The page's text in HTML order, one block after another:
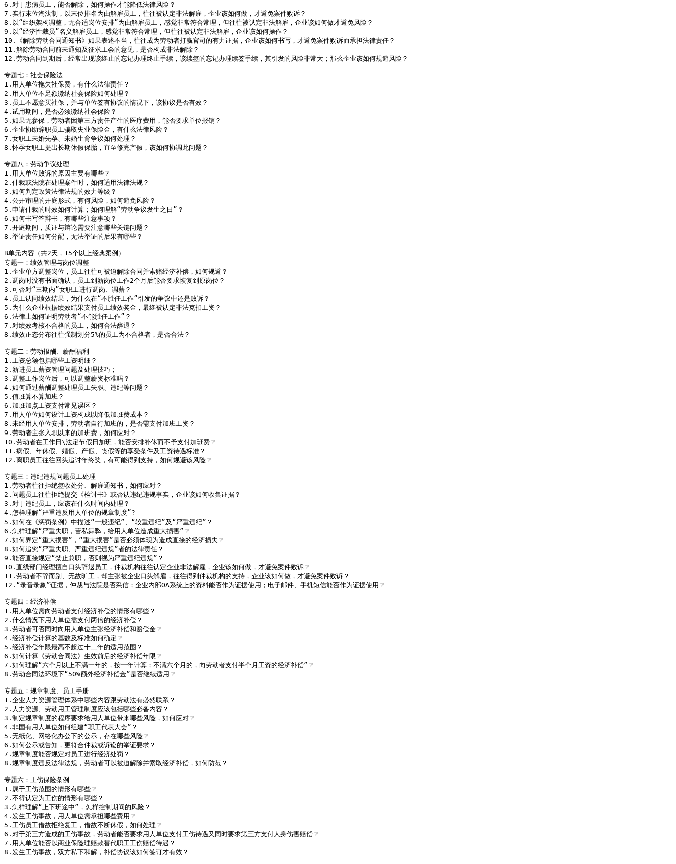
6.对于患病员工，能否解除，如何操作才能降低法律风险？
7.实行末位淘汰制，以末位排名为由解雇员工，往往被认定非法解雇，企业该如何做，才避免案件败诉？
8.以“组织架构调整，无合适岗位安排”为由解雇员工，感觉非常符合常理，但往往被认定非法解雇，企业该如何做才避免风险？
9.以“经济性裁员”名义解雇员工，感觉非常符合常理，但往往被认定非法解雇，企业该如何操作？
10.《解除劳动合同通知书》如果表述不当，往往成为劳动者打赢官司的有力证据，企业该如何书写，才避免案件败诉而承担法律责任？
11.解除劳动合同前未通知及征求工会的意见，是否构成非法解除？
12.劳动合同到期后，经常出现该终止的忘记办理终止手续，该续签的忘记办理续签手续，其引发的风险非常大；那么企业该如何规避风险？
专题七：社会保险法
1.用人单位拖欠社保费，有什么法律责任？
2.用人单位不足额缴纳社会保险如何处理？
3.员工不愿意买社保，并与单位签有协议的情况下，该协议是否有效？
4.试用期间，是否必须缴纳社会保险？
5.如果无参保，劳动者因第三方责任产生的医疗费用，能否要求单位报销？
6.企业协助辞职员工骗取失业保险金，有什么法律风险？
7.女职工未婚先孕、未婚生育争议如何处理？
8.怀孕女职工提出长期休假保胎，直至修完产假，该如何协调此问题？
专题八：劳动争议处理
1.用人单位败诉的原因主要有哪些？
2.仲裁或法院在处理案件时，如何适用法律法规？
3.如何判定政策法律法规的效力等级？
4.公开审理的开庭形式，有何风险，如何避免风险？
5.申请仲裁的时效如何计算；如何理解“劳动争议发生之日”？
6.如何书写答辩书，有哪些注意事项？
7.开庭期间，质证与辩论需要注意哪些关键问题？
8.举证责任如何分配，无法举证的后果有哪些？
B单元内容（共2天，15个以上经典案例）
专题一：绩效管理与岗位调整
1.企业单方调整岗位，员工往往可被迫解除合同并索赔经济补偿，如何规避？
2.调岗时没有书面确认，员工到新岗位工作2个月后能否要求恢复到原岗位？
3.可否对“三期内”女职工进行调岗、调薪？
4.员工认同绩效结果，为什么在“不胜任工作”引发的争议中还是败诉？
5.为什么企业根据绩效结果支付员工绩效奖金，最终被认定非法克扣工资？
6.法律上如何证明劳动者“不能胜任工作”？
7.对绩效考核不合格的员工，如何合法辞退？
8.绩效正态分布往往强制划分5%的员工为不合格者，是否合法？
专题二：劳动报酬、薪酬福利
1.工资总额包括哪些工资明细？
2.新进员工薪资管理问题及处理技巧；
3.调整工作岗位后，可以调整薪资标准吗？
4.如何通过薪酬调整处理员工失职、违纪等问题？
5.值班算不算加班？
6.加班加点工资支付常见误区？
7.用人单位如何设计工资构成以降低加班费成本？
8.未经用人单位安排，劳动者自行加班的，是否需支付加班工资？
9.劳动者主张入职以来的加班费，如何应对？
10.劳动者在工作日\法定节假日加班，能否安排补休而不予支付加班费？
11.病假、年休假、婚假、产假、丧假等的享受条件及工资待遇标准？
12.离职员工往往回头追讨年终奖，有可能得到支持，如何规避该风险？
专题三：违纪违规问题员工处理
1.劳动者往往拒绝签收处分、解雇通知书，如何应对？
2.问题员工往往拒绝提交《检讨书》或否认违纪违规事实，企业该如何收集证据？
3.对于违纪员工，应该在什么时间内处理？
4.怎样理解“严重违反用人单位的规章制度”?
5.如何在《惩罚条例》中描述“一般违纪”、“较重违纪”及“严重违纪”？
6.怎样理解“严重失职，营私舞弊，给用人单位造成重大损害”？
7.如何界定“重大损害”，“重大损害”是否必须体现为造成直接的经济损失？
8.如何追究“严重失职、严重违纪违规”者的法律责任？
9.能否直接规定“禁止兼职，否则视为严重违纪违规”？
10.直线部门经理擅自口头辞退员工，仲裁机构往往认定企业非法解雇，企业该如何做，才避免案件败诉？
11.劳动者不辞而别、无故旷工，却主张被企业口头解雇，往往得到仲裁机构的支持，企业该如何做，才避免案件败诉？
12.“录音录象”证据，仲裁与法院是否采信；企业内部OA系统上的资料能否作为证据使用；电子邮件、手机短信能否作为证据使用？
专题四：经济补偿
1.用人单位需向劳动者支付经济补偿的情形有哪些？
2.什么情况下用人单位需支付两倍的经济补偿？
3.劳动者可否同时向用人单位主张经济补偿和赔偿金？
4.经济补偿计算的基数及标准如何确定？
5.经济补偿年限最高不超过十二年的适用范围？
6.如何计算《劳动合同法》生效前后的经济补偿年限？
7.如何理解“六个月以上不满一年的，按一年计算；不满六个月的，向劳动者支付半个月工资的经济补偿”？
8.劳动合同法环境下“50%额外经济补偿金”是否继续适用？
专题五：规章制度、员工手册
1.企业人力资源管理体系中哪些内容跟劳动法有必然联系？
2.人力资源、劳动用工管理制度应该包括哪些必备内容？
3.制定规章制度的程序要求给用人单位带来哪些风险，如何应对？
4.非国有用人单位如何组建“职工代表大会”？
5.无纸化、网络化办公下的公示，存在哪些风险？
6.如何公示或告知，更符合仲裁或诉讼的举证要求？
7.规章制度能否规定对员工进行经济处罚？
8.规章制度违反法律法规，劳动者可以被迫解除并索取经济补偿，如何防范？
专题六：工伤保险条例
1.属于工伤范围的情形有哪些？
2.不得认定为工伤的情形有哪些？
3.怎样理解“上下班途中”，怎样控制期间的风险？
4.发生工伤事故，用人单位需承担哪些费用？
5.工伤员工借故拒绝复工，借故不断休假，如何处理？
6.对于第三方造成的工伤事故，劳动者能否要求用人单位支付工伤待遇又同时要求第三方支付人身伤害赔偿？
7.用人单位能否以商业保险理赔款替代职工工伤赔偿待遇？
8.发生工伤事故，双方私下和解，补偿协议该如何签订才有效？